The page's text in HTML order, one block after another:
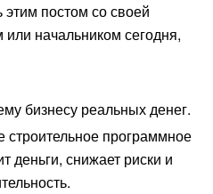
постом со своей
начальником сегодня,
бизнесу реальных денег.
программное
деньги, снижает риски и